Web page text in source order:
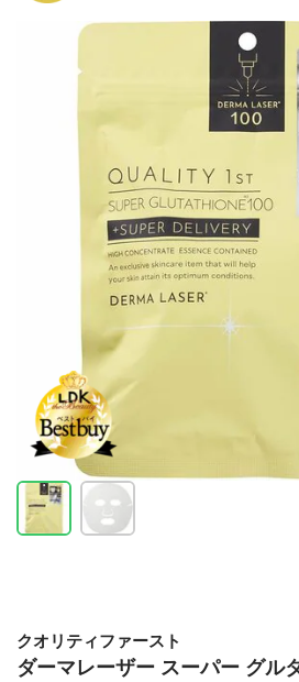
クオリティファースト
ダーマレーザー スーパー グル